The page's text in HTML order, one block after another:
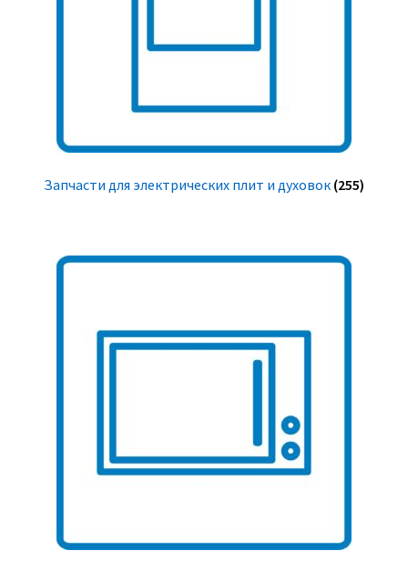
Запчасти для электрических плит и духовок (255)